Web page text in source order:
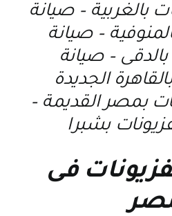
بالغربية – صيانة
– صيانة
بالدقى – صيانة
الجديدة
بمصر القديمة –
بشبرا
فى